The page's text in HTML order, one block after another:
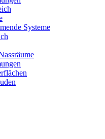
Systeme